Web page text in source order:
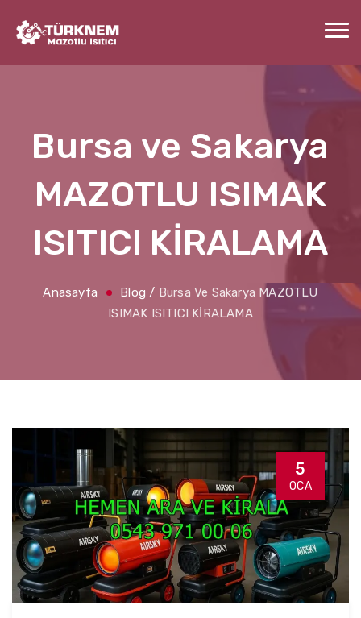
Bursa ve Sakarya
MAZOTLU ISIMAK
ISITICI KİRALAMA
Anasayfa Blog / Bursa Ve Sakarya MAZOTLU
ISIMAK ISITICI KİRALAMA
5
OCA